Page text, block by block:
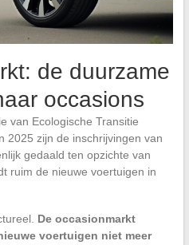
de duurzame
occasions
van Ecologische Transitie
2025 zijn de inschrijvingen van
gedaald ten opzichte van
ruim de nieuwe voertuigen in
De occasionmarkt
voertuigen niet meer